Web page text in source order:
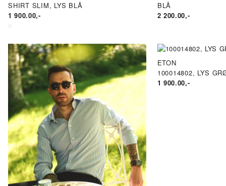
SHIRT SLIM, LYS BLÅ
1 900.00,-
BLÅ
2 200.00,-
ETON
100014802, LYS
1 900.00,-